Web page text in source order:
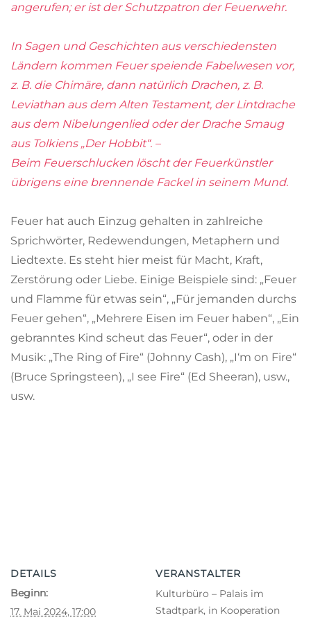
angerufen; er ist der Schutzpatron der Feuerwehr.
In Sagen und Geschichten aus verschiedensten
Ländern kommen Feuer speiende Fabelwesen vor,
z. B. die Chimäre, dann natürlich Drachen, z. B.
Leviathan aus dem Alten Testament, der Lintdrache
aus dem Nibelungenlied oder der Drache Smaug
aus Tolkiens „Der Hobbit“. –
Beim Feuerschlucken löscht der Feuerkünstler
übrigens eine brennende Fackel in seinem Mund.
Feuer hat auch Einzug gehalten in zahlreiche
Sprichwörter, Redewendungen, Metaphern und
Liedtexte. Es steht hier meist für Macht, Kraft,
Zerstörung oder Liebe. Einige Beispiele sind: „Feuer
und Flamme für etwas sein“, „Für jemanden durchs
Feuer gehen“, „Mehrere Eisen im Feuer haben“, „Ein
gebranntes Kind scheut das Feuer“, oder in der
Musik: „The Ring of Fire“ (Johnny Cash), „I‘m on Fire“
(Bruce Springsteen), „I see Fire“ (Ed Sheeran), usw.,
usw.
DETAILS
Beginn:
17. Mai 2024, 17:00
VERANSTALTER
Kulturbüro – Palais im
Stadtpark, in Kooperation